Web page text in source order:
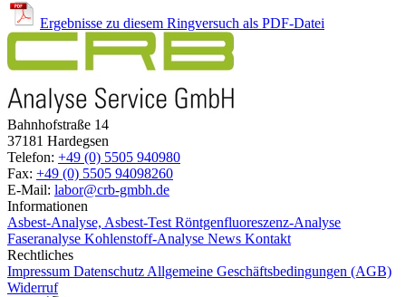
Ergebnisse zu diesem Ringversuch als PDF-Datei
Bahnhofstraße 14
37181 Hardegsen
Telefon: +49 (0) 5505 940980
Fax: +49 (0) 5505 94098260
E-Mail: labor@crb-gmbh.de
Informationen
Asbest-Analyse, Asbest-Test Röntgenfluoreszenz-Analyse
Faseranalyse Kohlenstoff-Analyse News Kontakt
Rechtliches
Impressum Datenschutz Allgemeine Geschäftsbedingungen (AGB)
Widerruf